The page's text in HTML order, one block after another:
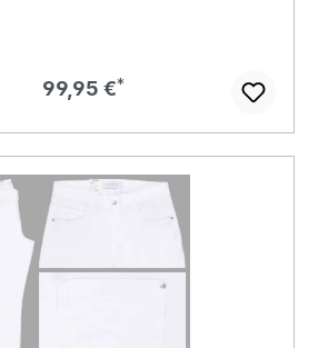
Regulärer Preis:
99,95 €